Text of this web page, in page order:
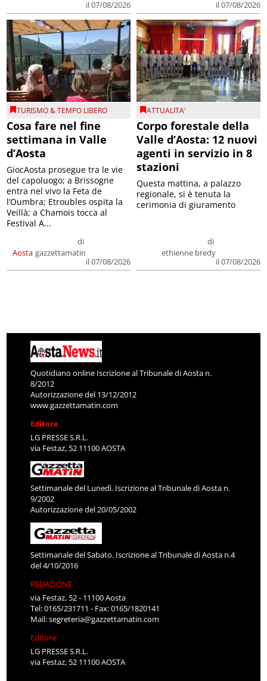
il 07/08/2026 il 07/08/2026
TURISMO & TEMPO LIBERO
Cosa fare nel fine
settimana in Valle
d’Aosta
Aosta
di
gazzettamatin
il 07/08/2026
GiocAosta prosegue tra le vie
del capoluogo; a Brissogne
entra nel vivo la Feta de
l’Oumbra; Etroubles ospita la
Veillà; a Chamois tocca al
Festival A...
ATTUALITA'
Corpo forestale della
Valle d’Aosta: 12 nuovi
agenti in servizio in 8
stazioni
di
ethienne bredy
il 07/08/2026
Questa mattina, a palazzo
regionale, si è tenuta la
cerimonia di giuramento
Quotidiano online Iscrizione al Tribunale di Aosta n.
8/2012
Autorizzazione del 13/12/2012
www.gazzettamatin.com
Editore
LG PRESSE S.R.L.
via Festaz, 52 11100 AOSTA
Settimanale del Lunedì. Iscrizione al Tribunale di Aosta n.
9/2002
Autorizzazione del 20/05/2002
Settimanale del Sabato. Iscrizione al Tribunale di Aosta n.4
del 4/10/2016
REDAZIONE
via Festaz, 52 - 11100 Aosta
Tel: 0165/231711 - Fax: 0165/1820141
Mail:segreteria@gazzettamatin.com
Editore
LG PRESSE S.R.L.
via Festaz, 52 11100 AOSTA